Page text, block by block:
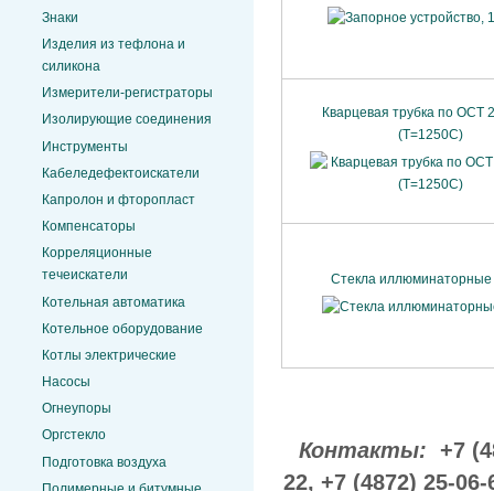
Знаки
Изделия из тефлона и
силикона
Измерители-регистраторы
Изолирующие соединения
Инструменты
Кабеледефектоискатели
Капролон и фторопласт
Компенсаторы
Корреляционные
течеискатели
Котельная автоматика
Котельное оборудование
Котлы электрические
Насосы
Огнеупоры
Оргстекло
Подготовка воздуха
Кварцевая трубка по ОСТ
(Т=1250С)
Стекла иллюминаторные
Контакты: +7
22, +7 (4872) 25-